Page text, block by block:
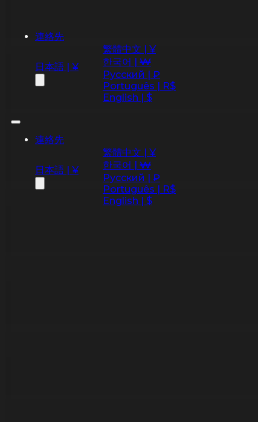
連絡先
日本語 | ¥
繁體中文 | ¥
한국어 | ₩
Русский | ₽
Português | R$
English | $
連絡先
日本語 | ¥
繁體中文 | ¥
한국어 | ₩
Русский | ₽
Português | R$
English | $